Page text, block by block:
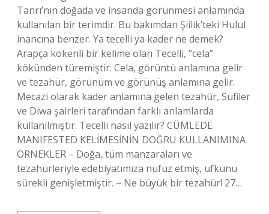
Tanrı’nın doğada ve insanda görünmesi anlamında
kullanılan bir terimdir. Bu bakımdan Şiilik’teki Hulul
inancına benzer. Ya tecelli ya kader ne demek?
Arapça kökenli bir kelime olan Tecelli, “cela”
kökünden türemiştir. Cela, görüntü anlamına gelir
ve tezahür, görünüm ve görünüş anlamına gelir.
Mecazi olarak kader anlamına gelen tezahür, Sufiler
ve Diwa şairleri tarafından farklı anlamlarda
kullanılmıştır. Tecelli nasıl yazılır? CÜMLEDE
MANIFESTED KELİMESİNİN DOĞRU KULLANIMINA
ÖRNEKLER – Doğa, tüm manzaraları ve
tezahürleriyle edebiyatımıza nüfuz etmiş, ufkunu
sürekli genişletmiştir. – Ne büyük bir tezahür! 27…